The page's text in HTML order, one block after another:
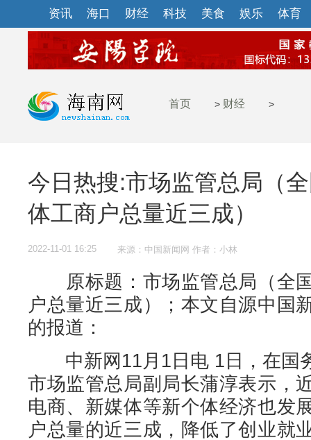
资讯 海口 财经 科技 美食 娱乐 体育
首页 > 财经 >
今日热搜:市场监管总局（
体工商户总量近三成）
2022-11-01 16:25 来源：中国新闻网 作者：小林
原标题：市场监管总局（全
户总量近三成）；本文自源中国
的报道：
中新网11月1日电 1日，在国
市场监管总局副局长蒲淳表示，
电商、新媒体等新个体经济也发
户总量的近三成，降低了创业就